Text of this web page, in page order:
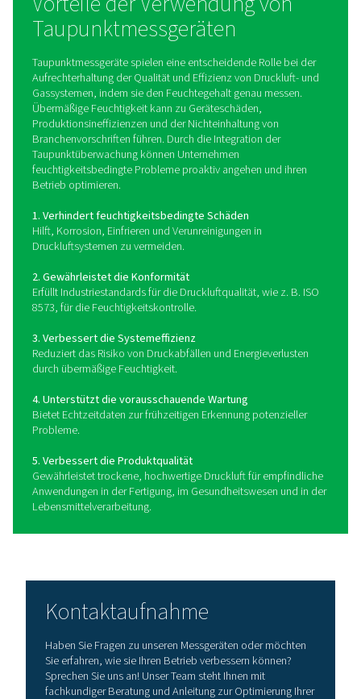
PDP Check 500 S2/S1
Der PDP Check 500 S2/S1 ist ein hochpräzises
für Kälte-, Membrantrockner und Adsorptionstrockner.
integrierten Display, einem Alarmrelais und einer
Schnittstelle bietet er Überwachung und Alarme in
sorgt so für trockene, hochwertige Druckluft und
Wie funktionieren
Taupunktmessgeräte?
Taupunktmessgeräte messen die Temperatur, bei
Feuchtigkeit in Druckluft oder Gas zu Flüssigkeit
verwenden fortschrittliche Sensortechnologie, wie
Kühlspiegel- oder Polymersensoren, um die
erfassen und präzise Taupunktmessungen zu liefern.
Messgeräte bieten digitale Anzeigen,
Datenprotokollierungsfunktionen, sodass Bediener
verfolgen und proaktiv auf Änderungen der
reagieren können. Durch die kontinuierliche
Feuchtigkeitsgehalts tragen Taupunktmessgeräte
trockene, hochwertige Druckluft